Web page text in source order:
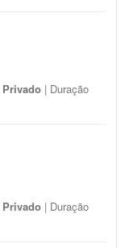
Privado | Duração
Privado | Duração